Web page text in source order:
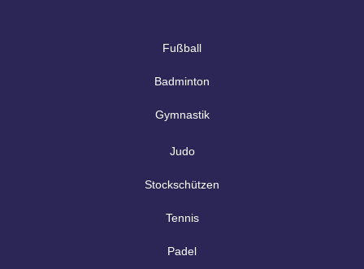
Fußball
Badminton
Gymnastik
Judo
Stockschützen
Tennis
Padel